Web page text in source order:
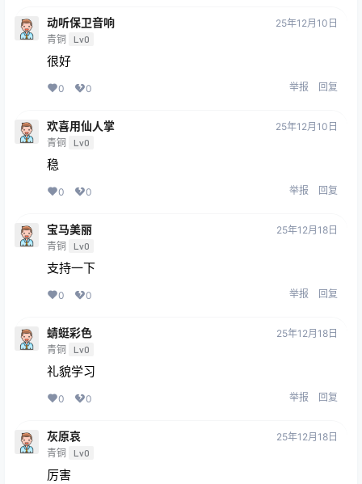
动听保卫音响
青铜 Lv0
25年12月10日
很好
0 0 举报 回复
欢喜用仙人掌
青铜 Lv0
25年12月10日
稳
0 0 举报 回复
宝马美丽
青铜 Lv0
25年12月18日
支持一下
0 0 举报 回复
蜻蜓彩色
青铜 Lv0
25年12月18日
礼貌学习
0 0 举报 回复
灰原哀
青铜 Lv0
25年12月18日
厉害